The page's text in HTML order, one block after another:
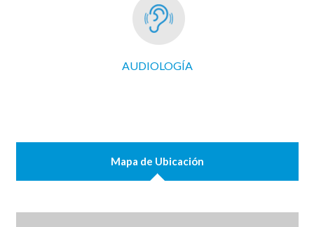
AUDIOLOGÍA
Mapa de Ubicación